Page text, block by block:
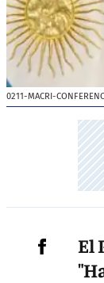
0211-MACRI-
El